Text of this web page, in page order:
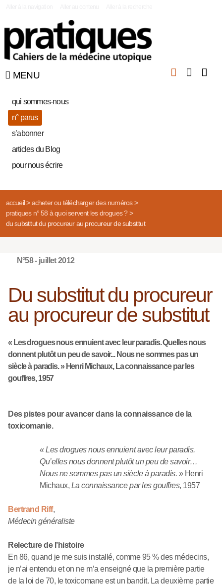
MENU
qui sommes-nous
n° parus
s’abonner
articles du Blog
pour nous écrire
accueil> acheter ou télécharger des numéros>
pratiques n° 58 à quoi servent les drogues ?>
du substitut du procureur au procureur de substitut
N°58 - juillet 2012
Du substitut du procureur
au procureur de substitut
« Les drogues nous ennuient avec leur paradis. Quelles nous
donnent plutôt un peu de savoir... Nous ne sommes pas un
siècle à paradis. » Henri Michaux, La connaissance par les
gouffres, 1957
Des pistes pour avancer dans la connaissance de la
toxicomanie.
« Les drogues nous ennuient avec leur paradis.
Qu’elles nous donnent plutôt un peu de savoir…
Nous ne sommes pas un siècle à paradis. »Henri
Michaux, La connaissance par les gouffres, 1957
Bertrand Riff,
Médecin généraliste
Relecture de l’histoire
En 86, quand je me suis installé, comme 95 % des médecins,
je n’ai entendu et on ne m’a enseigné que la première partie
de la loi de 70, le toxicomane est un bandit. La deuxième partie